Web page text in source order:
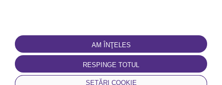
AM ÎNŢELES
RESPINGE TOTUL
SETĂRI COOKIE
TERMENI DE UTILIZARE
Termeni și condiții
Politica de
Confidențialitate
Politica de cookie-uri
DESCĂRCAȚI
APLICAȚIA